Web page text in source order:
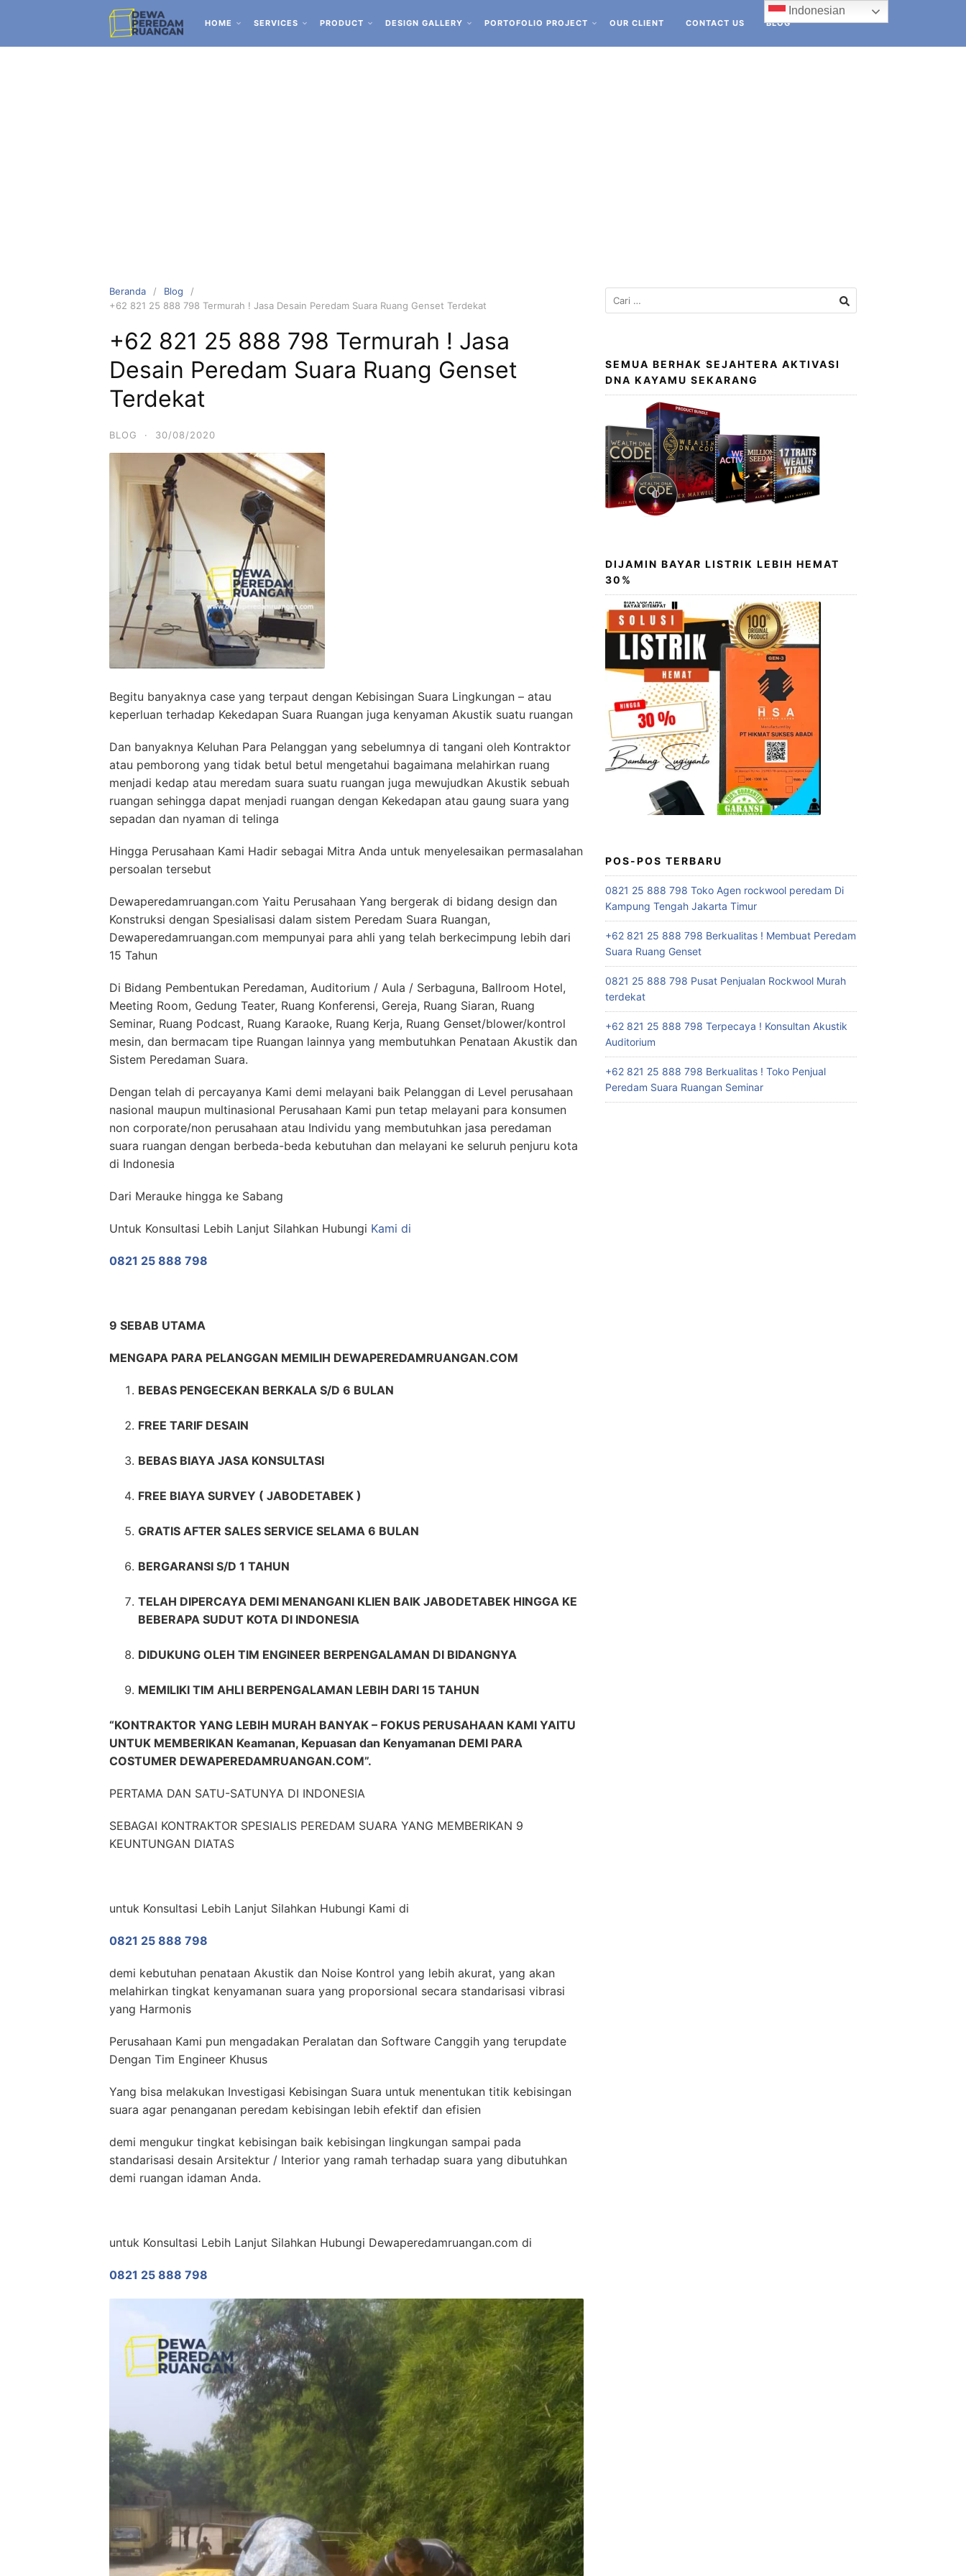
HOME SERVICES PRODUCT DESIGN GALLERY PORTOFOLIO PROJECT OUR CLIENT CONTACT US BLOG
Beranda
Blog
+62 821 25 888 798 Termurah ! Jasa Desain Peredam Suara Ruang Genset Terdekat
+62 821 25 888 798 Termurah ! Jasa
Desain Peredam Suara Ruang Genset
Terdekat
BLOG · 30/08/2020
Begitu banyaknya case yang terpaut dengan Kebisingan Suara Lingkungan – atau
keperluan terhadap Kekedapan Suara Ruangan juga kenyaman Akustik suatu ruangan
Dan banyaknya Keluhan Para Pelanggan yang sebelumnya di tangani oleh Kontraktor
atau pemborong yang tidak betul betul mengetahui bagaimana melahirkan ruang
menjadi kedap atau meredam suara suatu ruangan juga mewujudkan Akustik sebuah
ruangan sehingga dapat menjadi ruangan dengan Kekedapan atau gaung suara yang
sepadan dan nyaman di telinga
Hingga Perusahaan Kami Hadir sebagai Mitra Anda untuk menyelesaikan permasalahan
persoalan tersebut
Dewaperedamruangan.com Yaitu Perusahaan Yang bergerak di bidang design dan
Konstruksi dengan Spesialisasi dalam sistem Peredam Suara Ruangan,
Dewaperedamruangan.com mempunyai para ahli yang telah berkecimpung lebih dari
15 Tahun
Di Bidang Pembentukan Peredaman, Auditorium / Aula / Serbaguna, Ballroom Hotel,
Meeting Room, Gedung Teater, Ruang Konferensi, Gereja, Ruang Siaran, Ruang
Seminar, Ruang Podcast, Ruang Karaoke, Ruang Kerja, Ruang Genset/blower/kontrol
mesin, dan bermacam tipe Ruangan lainnya yang membutuhkan Penataan Akustik dan
Sistem Peredaman Suara.
Dengan telah di percayanya Kami demi melayani baik Pelanggan di Level perusahaan
nasional maupun multinasional Perusahaan Kami pun tetap melayani para konsumen
non corporate/non perusahaan atau Individu yang membutuhkan jasa peredaman
suara ruangan dengan berbeda-beda kebutuhan dan melayani ke seluruh penjuru kota
di Indonesia
Dari Merauke hingga ke Sabang
Untuk Konsultasi Lebih Lanjut Silahkan Hubungi Kami di
0821 25 888 798
9 SEBAB UTAMA
MENGAPA PARA PELANGGAN MEMILIH DEWAPEREDAMRUANGAN.COM
BEBAS PENGECEKAN BERKALA S/D 6 BULAN
FREE TARIF DESAIN
BEBAS BIAYA JASA KONSULTASI
FREE BIAYA SURVEY ( JABODETABEK )
GRATIS AFTER SALES SERVICE SELAMA 6 BULAN
BERGARANSI S/D 1 TAHUN
TELAH DIPERCAYA DEMI MENANGANI KLIEN BAIK JABODETABEK HINGGA KE
BEBERAPA SUDUT KOTA DI INDONESIA
DIDUKUNG OLEH TIM ENGINEER BERPENGALAMAN DI BIDANGNYA
MEMILIKI TIM AHLI BERPENGALAMAN LEBIH DARI 15 TAHUN
“KONTRAKTOR YANG LEBIH MURAH BANYAK – FOKUS PERUSAHAAN KAMI YAITU
UNTUK MEMBERIKAN Keamanan, Kepuasan dan Kenyamanan DEMI PARA
COSTUMER DEWAPEREDAMRUANGAN.COM”.
PERTAMA DAN SATU-SATUNYA DI INDONESIA
SEBAGAI KONTRAKTOR SPESIALIS PEREDAM SUARA YANG MEMBERIKAN 9
KEUNTUNGAN DIATAS
untuk Konsultasi Lebih Lanjut Silahkan Hubungi Kami di
0821 25 888 798
demi kebutuhan penataan Akustik dan Noise Kontrol yang lebih akurat, yang akan
melahirkan tingkat kenyamanan suara yang proporsional secara standarisasi vibrasi
yang Harmonis
Perusahaan Kami pun mengadakan Peralatan dan Software Canggih yang terupdate
Dengan Tim Engineer Khusus
Yang bisa melakukan Investigasi Kebisingan Suara untuk menentukan titik kebisingan
suara agar penanganan peredam kebisingan lebih efektif dan efisien
demi mengukur tingkat kebisingan baik kebisingan lingkungan sampai pada
standarisasi desain Arsitektur / Interior yang ramah terhadap suara yang dibutuhkan
demi ruangan idaman Anda.
untuk Konsultasi Lebih Lanjut Silahkan Hubungi Dewaperedamruangan.com di
0821 25 888 798
SEMUA BERHAK SEJAHTERA AKTIVASI
DNA KAYAMU SEKARANG
DIJAMIN BAYAR LISTRIK LEBIH HEMAT
30%
POS-POS TERBARU
0821 25 888 798 Toko Agen rockwool peredam Di
Kampung Tengah Jakarta Timur
+62 821 25 888 798 Berkualitas ! Membuat Peredam
Suara Ruang Genset
0821 25 888 798 Pusat Penjualan Rockwool Murah
terdekat
+62 821 25 888 798 Terpecaya ! Konsultan Akustik
Auditorium
+62 821 25 888 798 Berkualitas ! Toko Penjual
Peredam Suara Ruangan Seminar
Indonesian